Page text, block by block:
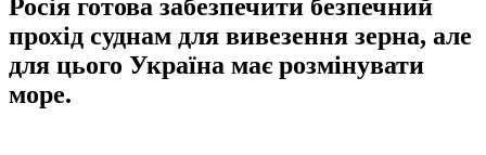
Росія готова забезпечити безпечний
прохід суднам для вивезення зерна, але
для цього Україна має розмінувати
море.